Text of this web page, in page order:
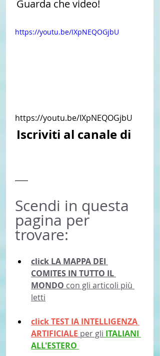
Guarda che video!
https://youtu.be/IXpNEQOGjbU
https://youtu.be/IXpNEQOGjbU
Iscriviti al canale di
Scendi in questa
pagina per
trovare:
click LA MAPPA DEI
COMITES IN TUTTO IL
MONDO con gli articoli più
letti
click TEST IA INTELLIGENZA
ARTIFICIALE per gli ITALIANI
ALL'ESTERO